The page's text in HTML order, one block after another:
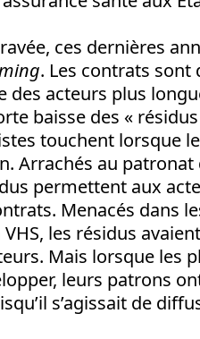
ces dernières
. Les contrats sont
des acteurs plus
baisse des «
touchent lorsque
Arrachés au
permettent aux
Menacés dans
les résidus
Mais lorsque les
leurs patrons
s’agissait de